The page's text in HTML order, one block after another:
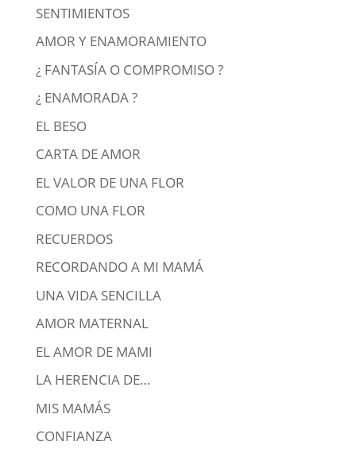
SENTIMIENTOS
AMOR Y ENAMORAMIENTO
¿ FANTASÍA O COMPROMISO ?
¿ ENAMORADA ?
EL BESO
CARTA DE AMOR
EL VALOR DE UNA FLOR
COMO UNA FLOR
RECUERDOS
RECORDANDO A MI MAMÁ
UNA VIDA SENCILLA
AMOR MATERNAL
EL AMOR DE MAMI
LA HERENCIA DE…
MIS MAMÁS
CONFIANZA